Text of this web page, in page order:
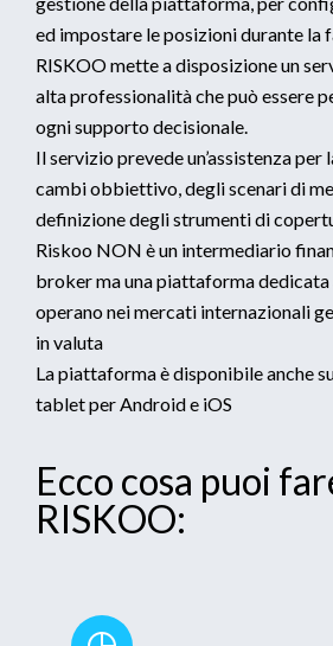
ed impostare le posizioni durante la
RISKOO mette a disposizione un
alta professionalità che può essere
ogni supporto decisionale.
Il servizio prevede un’assistenza per
cambi obbiettivo, degli scenari di
definizione degli strumenti di
Riskoo NON è un intermediario
broker ma una piattaforma dedicata
operano nei mercati internazionali
in valuta
La piattaforma è disponibile anche
tablet per Android e iOS
Ecco cosa puoi
RISKOO: